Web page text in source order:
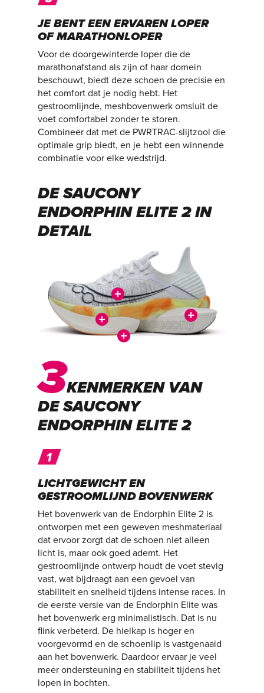
JE BENT EEN ERVAREN LOPER
OF MARATHONLOPER
Voor de doorgewinterde loper die de
marathonafstand als zijn of haar domein
beschouwt, biedt deze schoen de precisie en
het comfort dat je nodig hebt. Het
gestroomlijnde, meshbovenwerk omsluit de
voet comfortabel zonder te storen.
Combineer dat met de PWRTRAC-slijtzool die
optimale grip biedt, en je hebt een winnende
combinatie voor elke wedstrijd.
DE SAUCONY
ENDORPHIN ELITE 2 IN
DETAIL
3KENMERKEN VAN
DE SAUCONY
ENDORPHIN ELITE 2
LICHTGEWICHT EN
GESTROOMLIJND BOVENWERK
Het bovenwerk van de Endorphin Elite 2 is
ontworpen met een geweven meshmateriaal
dat ervoor zorgt dat de schoen niet alleen
licht is, maar ook goed ademt. Het
gestroomlijnde ontwerp houdt de voet stevig
vast, wat bijdraagt aan een gevoel van
stabiliteit en snelheid tijdens intense races. In
de eerste versie van de Endorphin Elite was
het bovenwerk erg minimalistisch. Dat is nu
flink verbeterd. De hielkap is hoger en
voorgevormd en de schoenlip is vastgenaaid
aan het bovenwerk. Daardoor ervaar je veel
meer ondersteuning en stabiliteit tijdens het
lopen in bochten.